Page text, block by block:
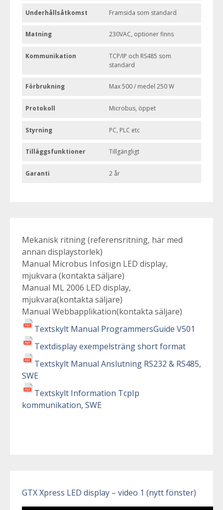
Underhållsåtkomst Framsida som standard
Matning 230VAC, optioner finns
Kommunikation
TCP/IP och RS485 som
standard
Förbrukning Max 500 / medel 250 W
Protokoll Microbus, öppet
Styrning PC, PLC etc
Tilläggsfunktioner Tillgängligt
Garanti 2 år
Mekanisk ritning (referensritning, här med
annan displaystorlek)
Manual Microbus Infosign LED display,
mjukvara (kontakta säljare)
Manual ML 2006 LED display,
mjukvara(kontakta säljare)
Manual Webbapplikation(kontakta säljare)
Textskylt Manual ProgrammersGuide V501
Textdisplay exempelsträng short format
Textskylt Manual Anslutning RS232 & RS485,
SWE
Textskylt Information TcpIp
kommunikation, SWE
GTX Xpress LED display – video 1 (nytt fönster)